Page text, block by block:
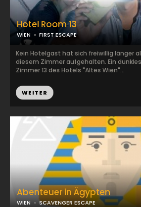
Hotel Room 13
WIEN FIRST ESCAPE
Kein Hotelgast hat sich freiwillig länger
diesem Zimmer aufgehalten. Ein
Zimmer 13 des Hotels "Altes Wien"...
WEITER
Abenteuer in Ägypten
WIEN SCAVENGER ESCAPE